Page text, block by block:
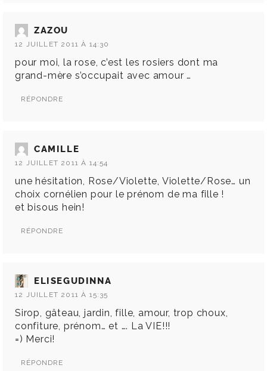
ZAZOU
12 JUILLET 2011 À 14:30
pour moi, la rose, c’est les rosiers dont ma
grand-mère s’occupait avec amour …
RÉPONDRE
CAMILLE
12 JUILLET 2011 À 14:54
une hésitation, Rose/Violette, Violette/Rose… un
choix cornélien pour le prénom de ma fille !
et bisous hein!
RÉPONDRE
ELISEGUDINNA
12 JUILLET 2011 À 15:35
Sirop, gâteau, jardin, fille, amour, trop choux,
confiture, prénom… et …. La VIE!!!
=) Merci!
RÉPONDRE